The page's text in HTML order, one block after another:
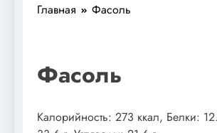
Главная Фасоль
Фасоль
Калорийность: 273 ккал, Белки: